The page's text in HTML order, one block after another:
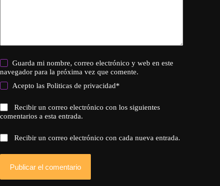
Guarda mi nombre, correo electrónico y web en este
navegador para la próxima vez que comente.
Acepto lasPoliticas de privacidad*
Recibir un correo electrónico con los siguientes
comentarios a esta entrada.
Recibir un correo electrónico con cada nueva entrada.
Publicar el comentario